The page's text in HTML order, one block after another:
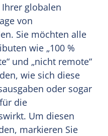
globalen
von
Sie möchten alle
wie „100 %
und „nicht remote“
wie sich diese
oder sogar
die
Um diesen
markieren Sie